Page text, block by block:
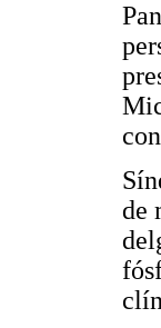
de